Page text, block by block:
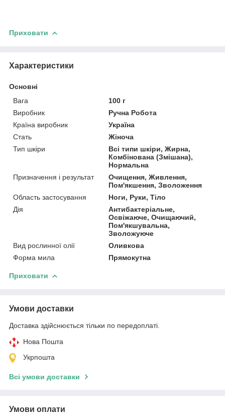
Приховати
Характеристики
Основні
Вага
100 г
Виробник
Ручна Робота
Країна виробник
Україна
Стать
Жіноча
Тип шкіри
Всі типи шкіри, Жирна,
Комбінована (Змішана),
Нормальна
Призначення і результат
Очищення, Живлення,
Пом'якшення, Зволоження
Область застосування
Ноги, Руки, Тіло
Дія
Антибактеріальне,
Освіжаюче, Очищаючий,
Пом'якшувальна,
Зволожуюче
Вид рослинної олії
Оливкова
Форма мила
Прямокутна
Приховати
Умови доставки
Доставка здійснюється тільки по передоплаті.
Нова Пошта
Укрпошта
Всі умови доставки
Умови оплати